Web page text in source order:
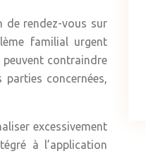
de rendez-vous sur
familial urgent
peuvent contraindre
concernées,
excessivement
à l’application